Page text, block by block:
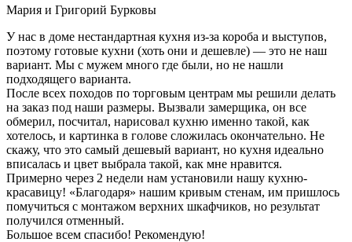
Мария и Григорий Бурковы
У нас в доме нестандартная кухня из-за короба и выступов,
поэтому готовые кухни (хоть они и дешевле) — это не наш
вариант. Мы с мужем много где были, но не нашли
подходящего варианта.
После всех походов по торговым центрам мы решили делать
на заказ под наши размеры. Вызвали замерщика, он все
обмерил, посчитал, нарисовал кухню именно такой, как
хотелось, и картинка в голове сложилась окончательно. Не
скажу, что это самый дешевый вариант, но кухня идеально
вписалась и цвет выбрала такой, как мне нравится.
Примерно через 2 недели нам установили нашу кухню-
красавицу! «Благодаря» нашим кривым стенам, им пришлось
помучиться с монтажом верхних шкафчиков, но результат
получился отменный.
Большое всем спасибо! Рекомендую!